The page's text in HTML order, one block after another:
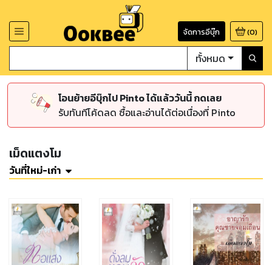
จัดการอีบุ๊ก (0)
ทั้งหมด
โอนย้ายอีบุ๊กไป Pinto ได้แล้ววันนี้ กดเลย
รับทันทีโค้ดลด ซื้อและอ่านได้ต่อเนื่องที่ Pinto
เม็ดแตงโม
วันที่ใหม่-เก่า